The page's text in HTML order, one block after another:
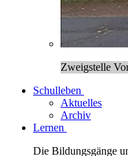
Zweigstelle
Schulleben
Aktuelles
Archiv
Lernen
Die Bildungsgänge